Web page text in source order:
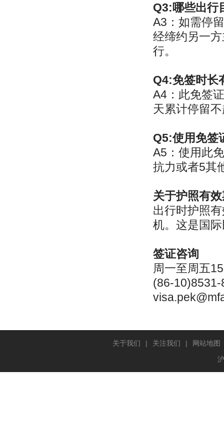
Q3:哪些出行
A3：如需停
经缔约另一
行。
Q4:免签时长
A4：此免签
天累计停留
Q5:使用免签
A5：使用此
抗力或者5其
关于护照有
出行时护照
机。这是国
签证咨询
周一至周五
(86-10)8531-
关于我们 | 关注我们 |
网站地图